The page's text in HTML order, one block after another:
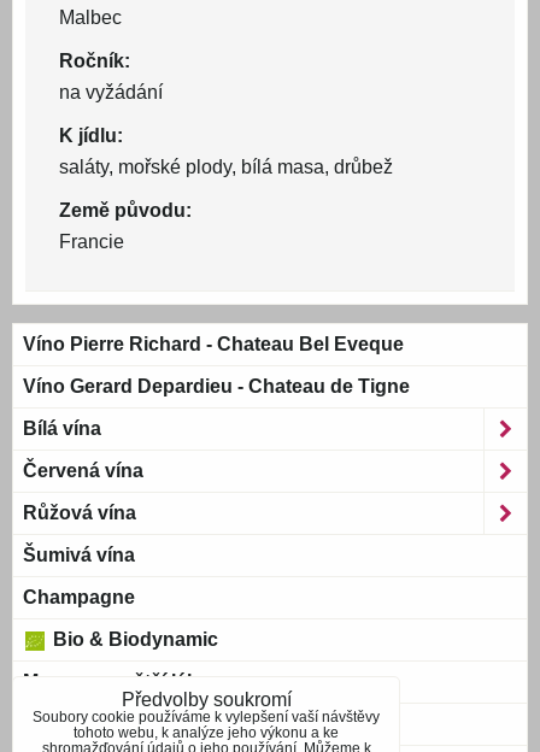
Malbec
Ročník:
na vyžádání
K jídlu:
saláty, mořské plody, bílá masa, drůbež
Země původu:
Francie
Víno Pierre Richard - Chateau Bel Eveque
Víno Gerard Depardieu - Chateau de Tigne
Bílá vína
Červená vína
Růžová vína
Šumivá vína
Champagne
Bio & Biodynamic
Magnum a větší láhve
Bag-in-Box
Předvolby soukromí
Soubory cookie používáme k vylepšení vaší návštěvy
tohoto webu, k analýze jeho výkonu a ke
shromažďování údajů o jeho používání. Můžeme k